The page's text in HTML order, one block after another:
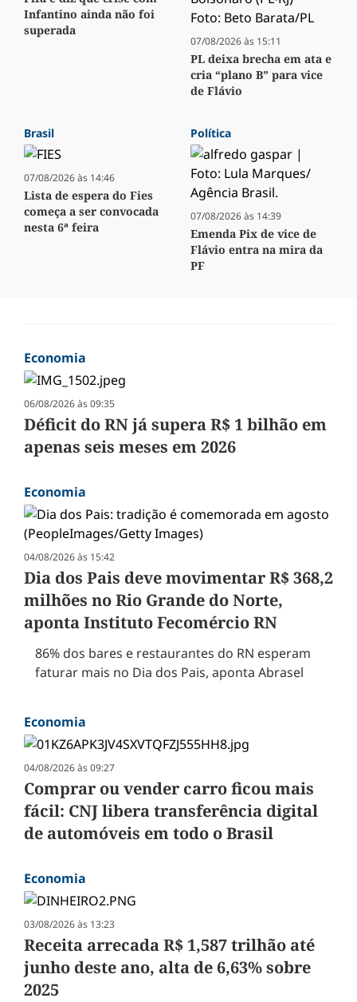
Infantino ainda não foi
superada
07/08/2026 às 15:11
PL deixa brecha em ata e
cria “plano B” para vice
de Flávio
Brasil
07/08/2026 às 14:46
Lista de espera do Fies
começa a ser convocada
nesta 6ª feira
Política
07/08/2026 às 14:39
Emenda Pix de vice de
Flávio entra na mira da
PF
Economia
06/08/2026 às 09:35
Déficit do RN já supera R$ 1 bilhão em
apenas seis meses em 2026
Economia
04/08/2026 às 15:42
Dia dos Pais deve movimentar R$ 368,2
milhões no Rio Grande do Norte,
aponta Instituto Fecomércio RN
86% dos bares e restaurantes do RN esperam
faturar mais no Dia dos Pais, aponta Abrasel
Economia
04/08/2026 às 09:27
Comprar ou vender carro ficou mais
fácil: CNJ libera transferência digital
de automóveis em todo o Brasil
Economia
03/08/2026 às 13:23
Receita arrecada R$ 1,587 trilhão até
junho deste ano, alta de 6,63% sobre
2025